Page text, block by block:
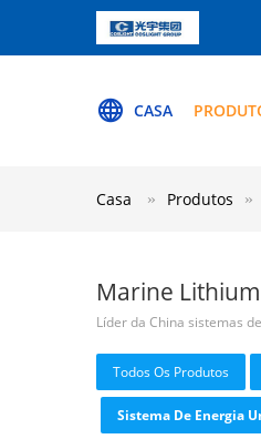
CASA
Casa Produtos
Marine
Líder da China sistemas
Todos Os Produtos
Sistema De Energia